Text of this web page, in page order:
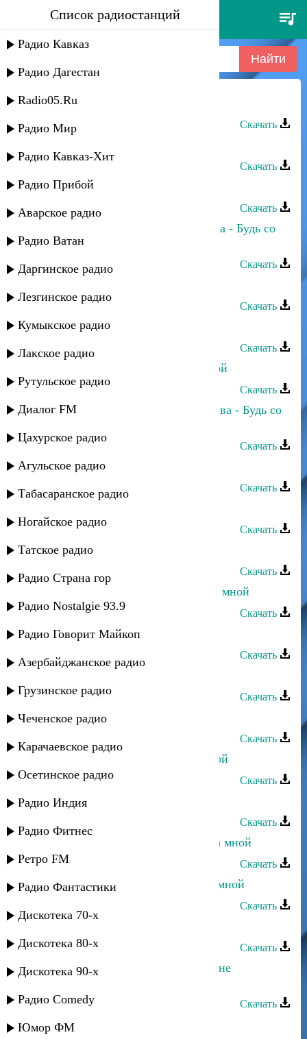
халифат нугаева - будь со мной
Список радиостанций
Радио Кавказ
Радио Дагестан
Radio05.Ru
Радио Мир
Радио Кавказ-Хит
Радио Прибой
Аварское радио
Радио Ватан
Даргинское радио
Лезгинское радио
Кумыкское радио
Лакское радио
Рутульское радио
Диалог FM
Цахурское радио
Агульское радио
Табасаранское радио
Ногайское радио
Татское радио
Радио Страна гор
Радио Nostalgie 93.9
Радио Говорит Майкоп
Азербайджанское радио
Грузинское радио
Чеченское радио
Карачаевское радио
Осетинское радио
Радио Индия
Радио Фитнес
Ретро FM
Радио Фантастики
Дискотека 70-х
Дискотека 80-х
Дискотека 90-х
Радио Comedy
Юмор ФМ
Халифат Нугаева - Будь со мной
Скачать
Скачать
Халифат Нугаева - Жизнь моя]
Скачать
Аслан Гусейнов и Лариса Гаджиева - Будь со
мной
Скачать
Скачать
Ибрагим Тагиров - Будь со мной
Скачать
Марат Гаджимурзаев - Будь со мной
Скачать
Прямое попадание и Марина Алиева - Будь со
Скачать
Халифат Нугаева - Ты - моя жизнь
Скачать
Скачать
Халифат Нугаева - Где ты?
Скачать
Максум Гаджимагомедов - Будь со мной
Скачать
Тельман - Будь со мной
Скачать
Скачать
Ахмед Закариев - Будь со мной
Скачать
Халифат Нугаева - Украл мой покой
Скачать
Марина Алиева - Будь со мной
Скачать
Марианна Курлинская - Не ходи за мной
Скачать
Тамара Дадашева - Пообщайся со мной
Скачать
Скачать
Зарема Магомедова - При встрече не
Скачать
Зумруд Мусиева - Не ходи за мной